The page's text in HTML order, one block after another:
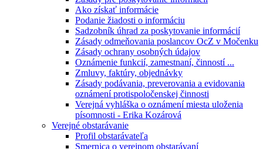
Ako získať informácie
Podanie žiadosti o informáciu
Sadzobník úhrad za poskytovanie informácií
Zásady odmeňovania poslancov OcZ v Močenku
Zásady ochrany osobných údajov
Oznámenie funkcií, zamestnaní, činností ...
Zmluvy, faktúry, objednávky
Zásady podávania, preverovania a evidovania
oznámení protispoločenskej činnosti
Verejná vyhláška o oznámení miesta uloženia
písomnosti - Erika Kozárová
Verejné obstarávanie
Profil obstarávateľa
Smernica o verejnom obstarávaní